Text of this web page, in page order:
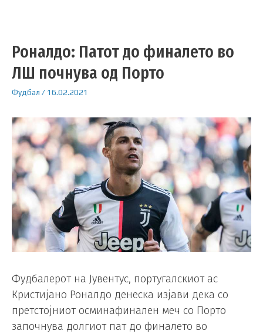
Роналдо: Патот до финалето во
ЛШ почнува од Порто
Фудбал / 16.02.2021
Фудбалерот на Јувентус, португалскиот ас
Кристијано Роналдо денеска изјави дека со
претстојниот осминафинален меч со Порто
започнува долгиот пат до финалето во